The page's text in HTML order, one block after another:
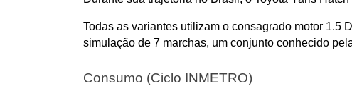
Todas as variantes utilizam o consagrado motor 1.5
simulação de 7 marchas, um conjunto conhecido
Consumo (Ciclo INMETRO)